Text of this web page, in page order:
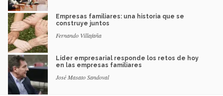
Empresas familiares: una historia que se
construye juntos
Fernando Villafaña
Líder empresarial responde los retos de hoy
en las empresas familiares
José Masato Sandoval